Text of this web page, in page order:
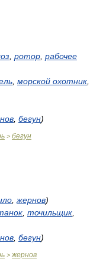
ротор рабочее
морской охотник
бегун)
> бегун
жернов)
точильщик
бегун)
> жернов